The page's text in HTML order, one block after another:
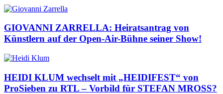
GIOVANNI ZARRELLA: Heiratsantrag von
Künstlern auf der Open-Air-Bühne seiner Show!
HEIDI KLUM wechselt mit „HEIDIFEST“ von
ProSieben zu RTL – Vorbild für STEFAN MROSS?